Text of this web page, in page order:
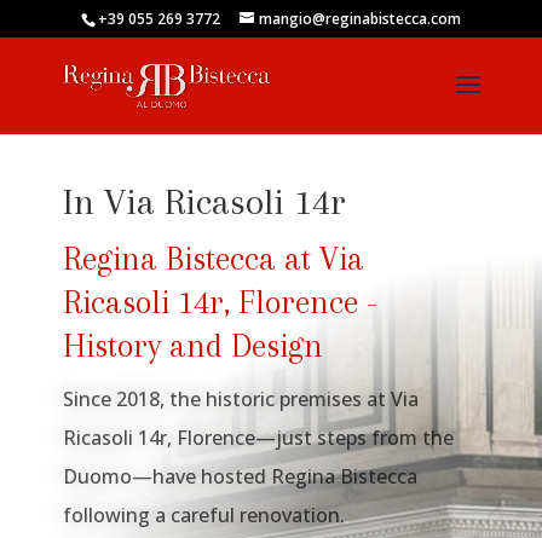
+39 055 269 3772 mangio@reginabistecca.com
In Via Ricasoli 14r
Regina Bistecca at Via
Ricasoli 14r, Florence -
History and Design
Since 2018, the historic premises at Via
Ricasoli 14r, Florence—just steps from the
Duomo—have hosted Regina Bistecca
following a careful renovation.